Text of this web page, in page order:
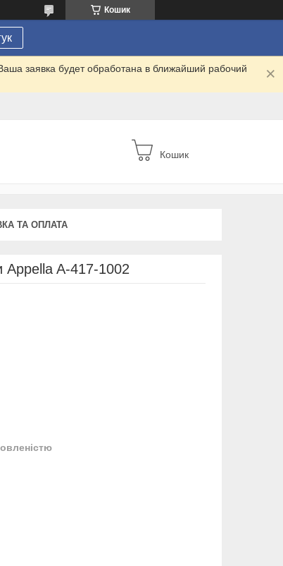
Кошик
заявка будет обработана в ближайший рабочий
Кошик
ТА ОПЛАТА
Appella A-417-1002